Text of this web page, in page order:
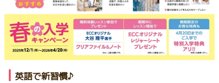
英語で新習慣♪